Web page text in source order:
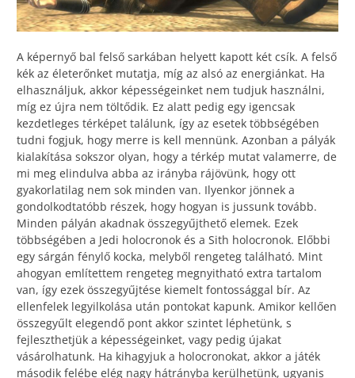
A képernyő bal felső sarkában helyett kapott két csík. A felső
kék az életerőnket mutatja, míg az alsó az energiánkat. Ha
elhasználjuk, akkor képességeinket nem tudjuk használni,
míg ez újra nem töltődik. Ez alatt pedig egy igencsak
kezdetleges térképet találunk, így az esetek többségében
tudni fogjuk, hogy merre is kell mennünk. Azonban a pályák
kialakítása sokszor olyan, hogy a térkép mutat valamerre, de
mi meg elindulva abba az irányba rájövünk, hogy ott
gyakorlatilag nem sok minden van. Ilyenkor jönnek a
gondolkodtatóbb részek, hogy hogyan is jussunk tovább.
Minden pályán akadnak összegyűjthető elemek. Ezek
többségében a Jedi holocronok és a Sith holocronok. Előbbi
egy sárgán fénylő kocka, melyből rengeteg található. Mint
ahogyan említettem rengeteg megnyitható extra tartalom
van, így ezek összegyűjtése kiemelt fontossággal bír. Az
ellenfelek legyilkolása után pontokat kapunk. Amikor kellően
összegyűlt elegendő pont akkor szintet léphetünk, s
fejleszthetjük a képességeinket, vagy pedig újakat
vásárolhatunk. Ha kihagyjuk a holocronokat, akkor a játék
második felébe elég nagy hátrányba kerülhetünk, ugyanis